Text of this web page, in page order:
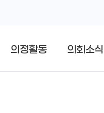
의정활동 의회소식